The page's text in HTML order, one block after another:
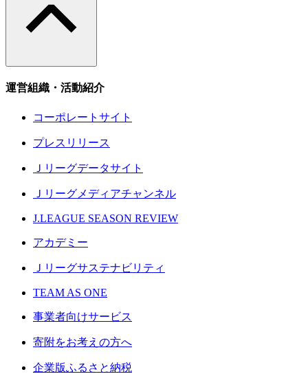
運営組織・活動紹介
コーポレートサイト
プレスリリース
Ｊリーグデータサイト
Ｊリーグメディアチャンネル
J.LEAGUE SEASON REVIEW
アカデミー
Ｊリーグサステナビリティ
TEAM AS ONE
事業者向けサービス
寄附をお考えの方へ
企業版ふるさと納税